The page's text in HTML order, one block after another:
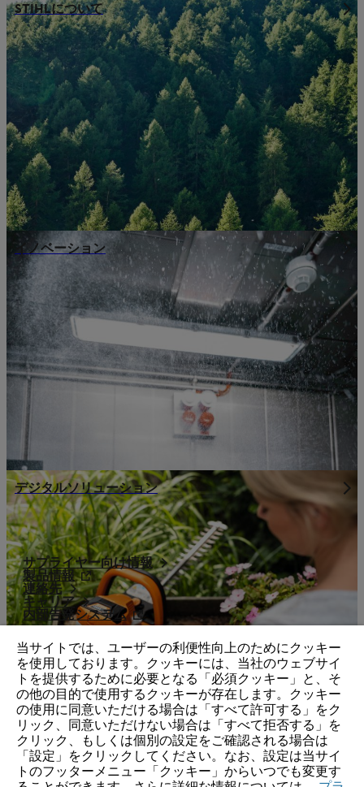
STIHLについて
イノベーション
デジタルソリューション
サプライヤー向け情報
製品情報
連絡先
キャリア
内部告発システム
当サイトでは、ユーザーの利便性向上のためにクッキー
を使用しております。クッキーには、当社のウェブサイ
トを提供するために必要となる「必須クッキー」と、そ
の他の目的で使用するクッキーが存在します。クッキー
の使用に同意いただける場合は「すべて許可する」をク
リック、同意いただけない場合は「すべて拒否する」を
クリック、もしくは個別の設定をご確認される場合は
「設定」をクリックしてください。なお、設定は当サイ
トのフッターメニュー「クッキー」からいつでも変更す